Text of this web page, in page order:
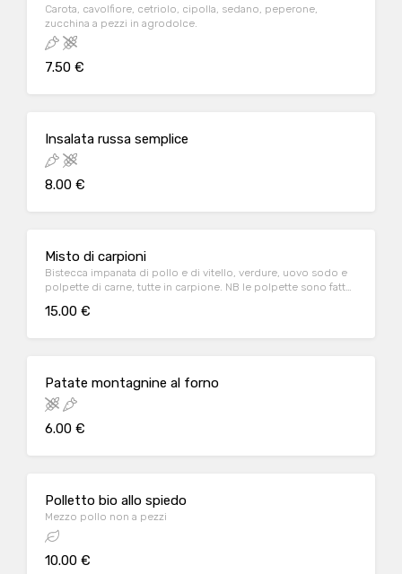
Carota, cavolfiore, cetriolo, cipolla, sedano, peperone,
zucchina a pezzi in agrodolce.
7.50 €
Insalata russa semplice
8.00 €
Misto di carpioni
Bistecca impanata di pollo e di vitello, verdure, uovo sodo e
polpette di carne, tutte in carpione. NB le polpette sono fatte
15.00 €
Patate montagnine al forno
6.00 €
Polletto bio allo spiedo
Mezzo pollo non a pezzi
10.00 €